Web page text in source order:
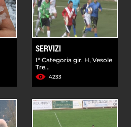
SERVIZI
I° Categoria gir. H, Vesole
Tre...
4233